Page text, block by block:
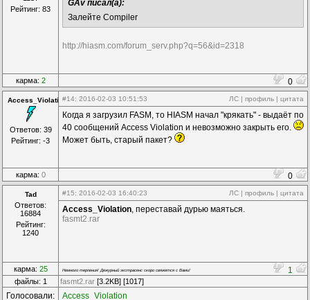
Рейтинг: 83
GAv писал(а):
Залейте Compiler
http://hiasm.com/forum_serv.php?q=56&id=2318
карма: 2 0
Access_Violation
Ответов: 39
Рейтинг: -3
#14: 2016-02-03 10:51:53 ЛС | профиль | цитата
Когда я загрузил FASM, то HIASM начал "крякать" - выдаёт по
40 сообщений Access Violation и невозможно закрыть его.
Может быть, старый пакет?
карма: 0 0
Tad
Ответов:
16884
Рейтинг:
1240
#15: 2016-02-03 16:40:23 ЛС | профиль | цитата
Access_Violation, переставай дурью маяться.
fasmt2.rar
карма: 25 Немного терпения! Дежурный экстрасенс скоро свяжется с Вами! 1
файлы: 1 fasmt2.rar [3.2KB] [1017]
Голосовали: Access_Violation